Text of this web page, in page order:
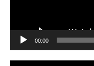
00:00